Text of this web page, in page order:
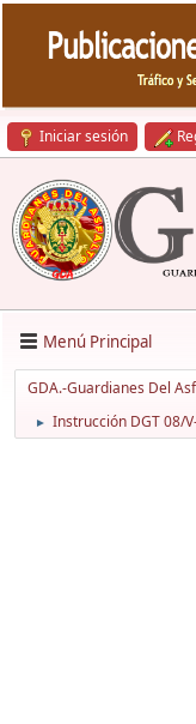
Iniciar sesión
Menú Principal
GDA.-Guardianes Del
► Instrucción DGT 08/